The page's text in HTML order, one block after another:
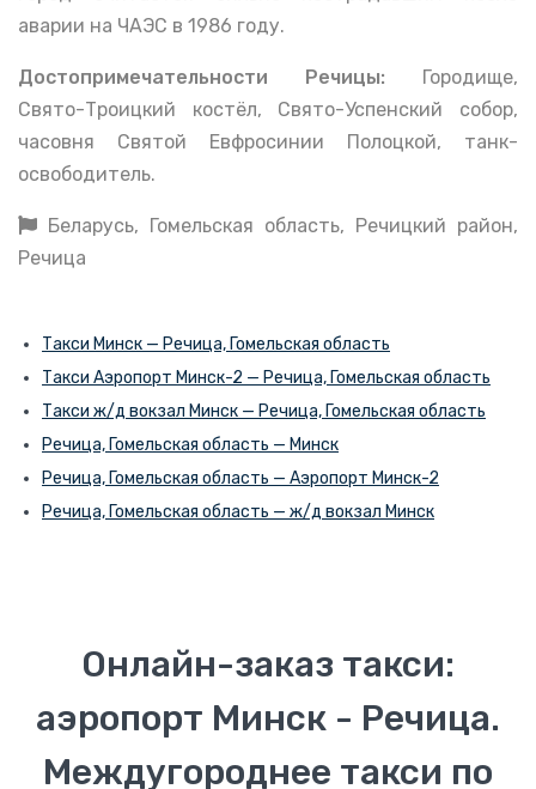
аварии на ЧАЭС в 1986 году.
Достопримечательности Речицы:
Городище,
Свято-Троицкий костёл, Свято-Успенский собор,
часовня Святой Евфросинии Полоцкой, танк-
освободитель.
Беларусь, Гомельская область, Речицкий район,
Речица
Такси Минск — Речица, Гомельская область
Такси Аэропорт Минск-2 — Речица, Гомельская область
Такси ж/д вокзал Минск — Речица, Гомельская область
Речица, Гомельская область — Минск
Речица, Гомельская область — Аэропорт Минск-2
Речица, Гомельская область — ж/д вокзал Минск
Онлайн-заказ такси:
аэропорт Минск - Речица.
Междугороднее такси по